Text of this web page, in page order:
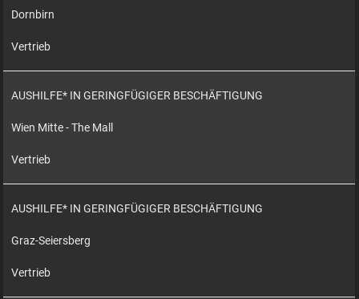
Dornbirn
Vertrieb
AUSHILFE* IN GERINGFÜGIGER BESCHÄFTIGUNG
Wien Mitte - The Mall
Vertrieb
AUSHILFE* IN GERINGFÜGIGER BESCHÄFTIGUNG
Graz-Seiersberg
Vertrieb